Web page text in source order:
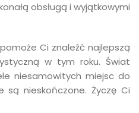
obsługą i wyjątkowymi
Ci znaleźć najlepszą
w tym roku. Świat
niesamowitych miejsc do
są nieskończone. Życzę Ci